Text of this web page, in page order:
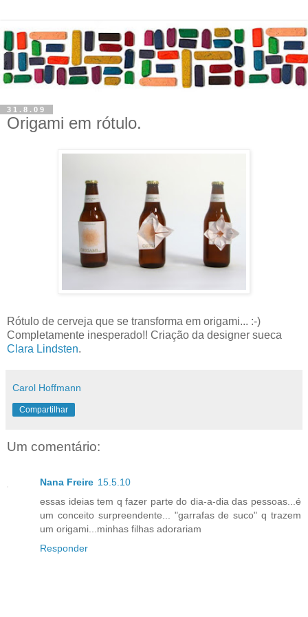
31.8.09
Origami em rótulo.
Rótulo de cerveja que se transforma em origami... :-)
Completamente inesperado!! Criação da designer sueca
Clara Lindsten.
Carol Hoffmann
Compartilhar
Um comentário:
Nana Freire 15.5.10
essas ideias tem q fazer parte do dia-a-dia das pessoas...é
um conceito surpreendente... "garrafas de suco" q trazem
um origami...minhas filhas adorariam
Responder